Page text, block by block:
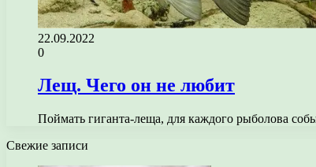
22.09.2022
0
Лещ. Чего он не любит
Поймать гиганта-леща, для каждого рыболова
Свежие записи